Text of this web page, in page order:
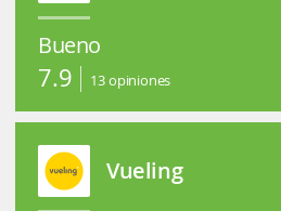
Bueno
7.9 13opiniones
Vueling